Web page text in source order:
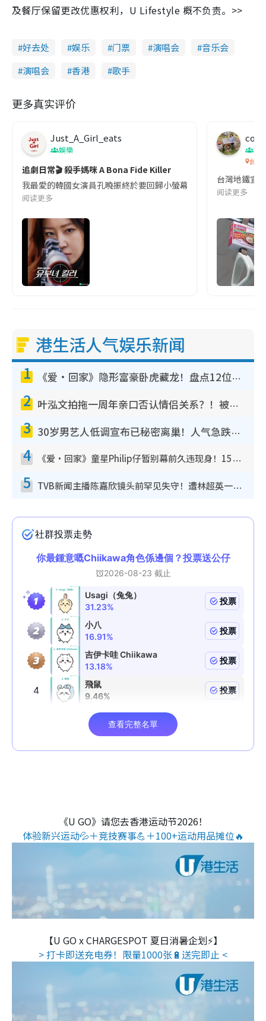
及餐厅保留更改优惠权利，U Lifestyle 概不负责。>>
好去处 娱乐 门票 演唱会
音乐会
演唱会
香港 歌手
更多真实评价
Just_A_Girl_eats
娛樂
追劇日常🎬 殺手媽咪 A Bona Fide Killer
我最愛的韓國女演員孔曉振終於要回歸小螢幕啦!這次的劇本改編
阅读更多
co
吹
台灣
台灣地鐵宣
阅读更多
港生活人气娱乐新闻
1 《爱·回家》隐形富豪卧虎藏龙！盘点12位财气逼人的有钱艺人：这位美女3亿身家不愁做
2 叶泓文拍拖一周年亲口否认情侣关系？！被质疑感情造假竟称GM“普通同事”
3 30岁男艺人低调宣布已秘密离巢！人气急跌变失踪人口：“这几年过得并不容易”
4 《爱·回家》童星Philip仔暂别幕前久违现身！15岁近况暴风成长长高变帅气少年
5 TVB新闻主播陈嘉欣镜头前罕见失守！遭林超英一句话突袭吓坏当场大笑
《U GO》请您去香港运动节2026！
体验新兴运动💦＋竞技赛事💪＋100+运动用品摊位🔥
【U GO x CHARGESPOT 夏日消暑企划⚡】
> 打卡即送充电券！限量1000张🔋送完即止 <